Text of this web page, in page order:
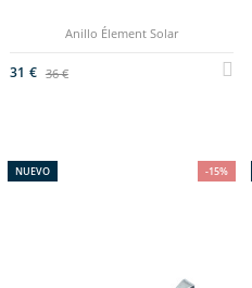
Anillo Élement Solar
31 € 36 €
-15%
NUEVO